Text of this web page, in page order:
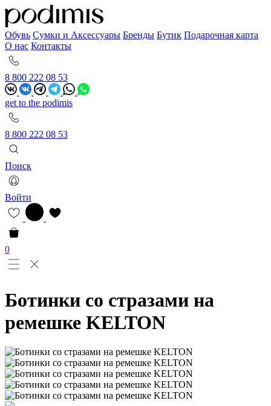
Обувь Сумки и Аксессуары Бренды Бутик Подарочная карта
О нас Контакты
8 800 222 08 53
get to the podimis
8 800 222 08 53
Поиск
Войти
0
Ботинки со стразами на
ремешке KELTON